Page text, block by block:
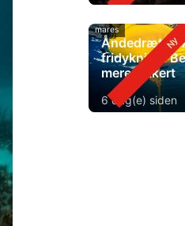
mares
fridykning:
mere sikkert
6 dag(e) siden